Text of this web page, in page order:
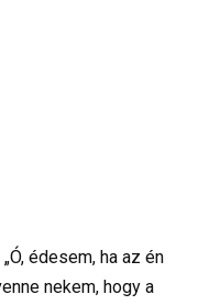
édesem, ha az én
nekem, hogy a